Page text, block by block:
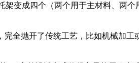
架变成四个（两个用于主材料、两
全抛开了传统工艺，比如机械加工